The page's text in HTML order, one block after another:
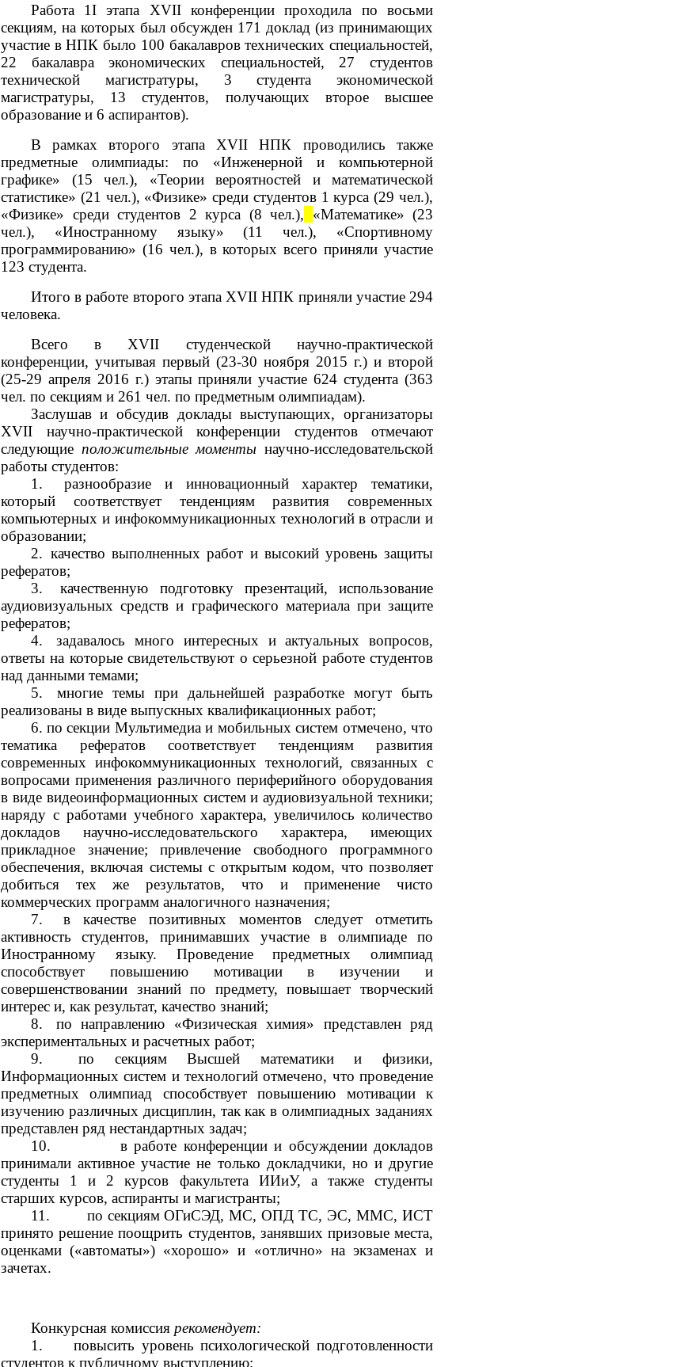
Работа 1I этапа XVII конференции проходила по восьми
секциям, на которых был обсужден 171 доклад (из принимающих
участие в НПК было 100 бакалавров технических специальностей,
22 бакалавра экономических специальностей, 27 студентов
технической магистратуры, 3 студента экономической
магистратуры, 13 студентов, получающих второе высшее
образование и 6 аспирантов).
В рамкахвторого этапа XVII НПК проводились также
предметные олимпиады: по «Инженерной и компьютерной
графике» (15 чел.), «Теории вероятностей и математической
статистике» (21 чел.), «Физике» среди студентов 1 курса (29 чел.),
«Физике» среди студентов 2 курса (8 чел.),
«Математике» (23
чел.), «Иностранному языку» (11 чел.), «Спортивному
программированию» (16 чел.), в которых всего приняли участие
123 студента.
Итого в работе второго этапа XVII НПК приняли участие 294
человека.
Всего в
XVII студенческой
научно-практической
конференции, учитывая первый (23-30 ноября 2015 г.) и второй
(25-29 апреля 2016 г.) этапы приняли участие 624 студента (363
чел. по секциям и 261 чел. по предметным олимпиадам).
Заслушав и обсудив доклады выступающих, организаторы
XVII
научно-практической конференции студентов отмечают
следующие положительные моменты научно-исследовательской
работы студентов:
1.
разнообразие и инновационный характер тематики,
который соответствует тенденциям развития современных
компьютерных и инфокоммуникационных технологий в отрасли и
образовании;
2. качество выполненных работ и высокий уровень защиты
рефератов;
3.
качественную подготовку презентаций, использование
аудиовизуальных средств и графического материала при защите
рефератов;
4.
задавалось много интересных и актуальных вопросов,
ответы на которые свидетельствуют о серьезной работе студентов
над данными темами;
5.
многие темы при дальнейшей разработке могут быть
реализованы в виде выпускных квалификационных работ;
6. по секции Мультимедиа и мобильных систем отмечено, что
тематика рефератов соответствует тенденциям развития
современных инфокоммуникационных технологий, связанных с
вопросами применения различного периферийного оборудования
в виде видеоинформационных систем и аудиовизуальной техники;
наряду с работами учебного характера, увеличилось количество
докладов научно-исследовательского характера, имеющих
прикладное значение; привлечение свободного программного
обеспечения, включая системы с открытым кодом, что позволяет
добиться тех же результатов, что и применение чисто
коммерческих программ аналогичного назначения;
7.
в качестве позитивных моментов следует отметить
активность студентов, принимавших участие в олимпиаде по
Иностранному языку. Проведение предметных олимпиад
способствует повышению мотивации в изучении и
совершенствовании знаний по предмету, повышает творческий
интерес и, как результат, качество знаний;
8.
по направлению «Физическая химия» представлен ряд
экспериментальных и расчетных работ;
9.
по секциям Высшей математики и физики,
Информационных систем и технологий отмечено, что проведение
предметных олимпиад способствует повышению мотивации к
изучению различных дисциплин, так как в олимпиадных заданиях
представлен ряд нестандартных задач;
10.
в работе конференции и обсуждении докладов
принимали активное участие не только докладчики, но и другие
студенты 1 и 2 курсов факультета ИИиУ, а также студенты
старших курсов, аспиранты и магистранты;
11.
по секциям ОГиСЭД, МС, ОПД ТС, ЭС, ММС, ИСТ
принято решение поощрить студентов, занявших призовые места,
оценками («автоматы») «хорошо» и «отлично» на экзаменах и
зачетах.
Конкурсная комиссиярекомендует:
1.
повысить уровень психологической подготовленности
студентов к публичному выступлению;